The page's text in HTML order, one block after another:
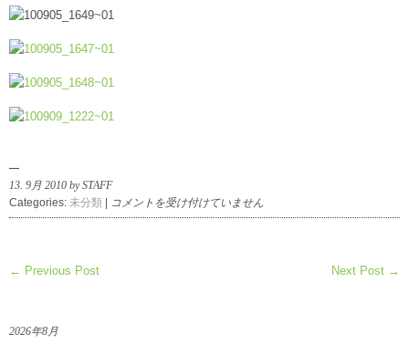
13. 9月 2010 by STAFF
Categories: 未分類
吉
田
コメントを受け付けていません
← Previous Post Next Post →
2026年8月